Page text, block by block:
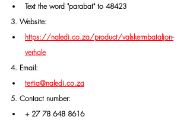
Text the word "parabat" to 48423
3. Website:
https://naledi.co.za/product/valskermbataljon-
verhale
4. Email:
tertia@naledi.co.za
5. Contact number:
+ 27 78 648 8616